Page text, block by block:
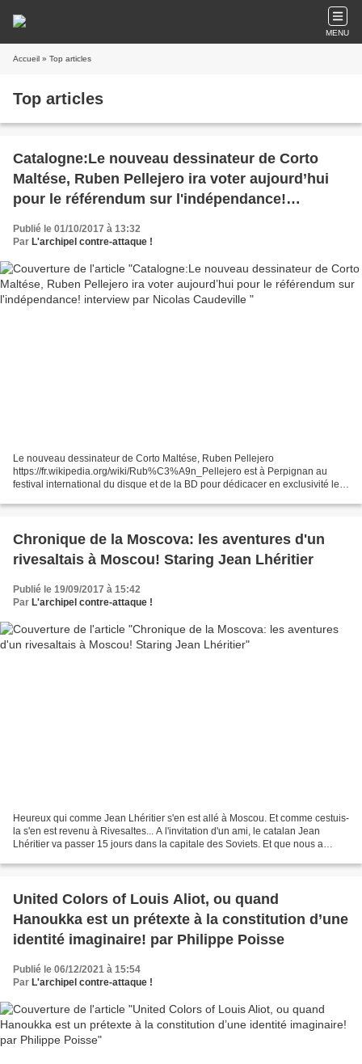
MENU
Accueil » Top articles
Top articles
Catalogne:Le nouveau dessinateur de Corto
Maltése, Ruben Pellejero ira voter aujourd’hui
pour le référendum sur l'indépendance!
interview par Nicolas Caudeville
Publié le 01/10/2017 à 13:32
Par L'archipel contre-attaque !
Le nouveau dessinateur de Corto Maltése, Ruben Pellejero
https://fr.wikipedia.org/wiki/Rub%C3%A9n_Pellejero est à Perpignan au
festival international du disque et de la BD pour dédicacer en exclusivité le
Chronique de la Moscova: les aventures d'un
rivesaltais à Moscou! Staring Jean Lhéritier
Publié le 19/09/2017 à 15:42
Par L'archipel contre-attaque !
Heureux qui comme Jean Lhéritier s'en est allé à Moscou. Et comme cestuis-
la s'en est revenu à Rivesaltes... A l'invitation d'un ami, le catalan Jean
Lhéritier va passer 15 jours dans la capitale des Soviets. Et que nous a
United Colors of Louis Aliot, ou quand
Hanoukka est un prétexte à la constitution d’une
identité imaginaire! par Philippe Poisse
Publié le 06/12/2021 à 15:54
Par L'archipel contre-attaque !